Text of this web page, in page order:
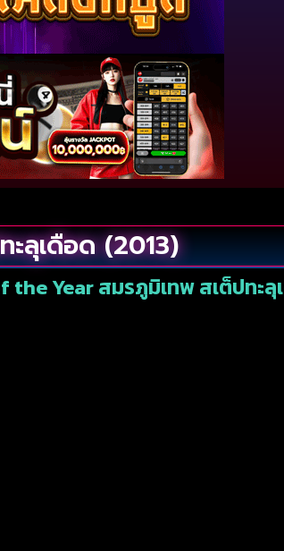
ลุเดือด (2013)
Year สมรภูมิเทพ สเต็ปทะลุ